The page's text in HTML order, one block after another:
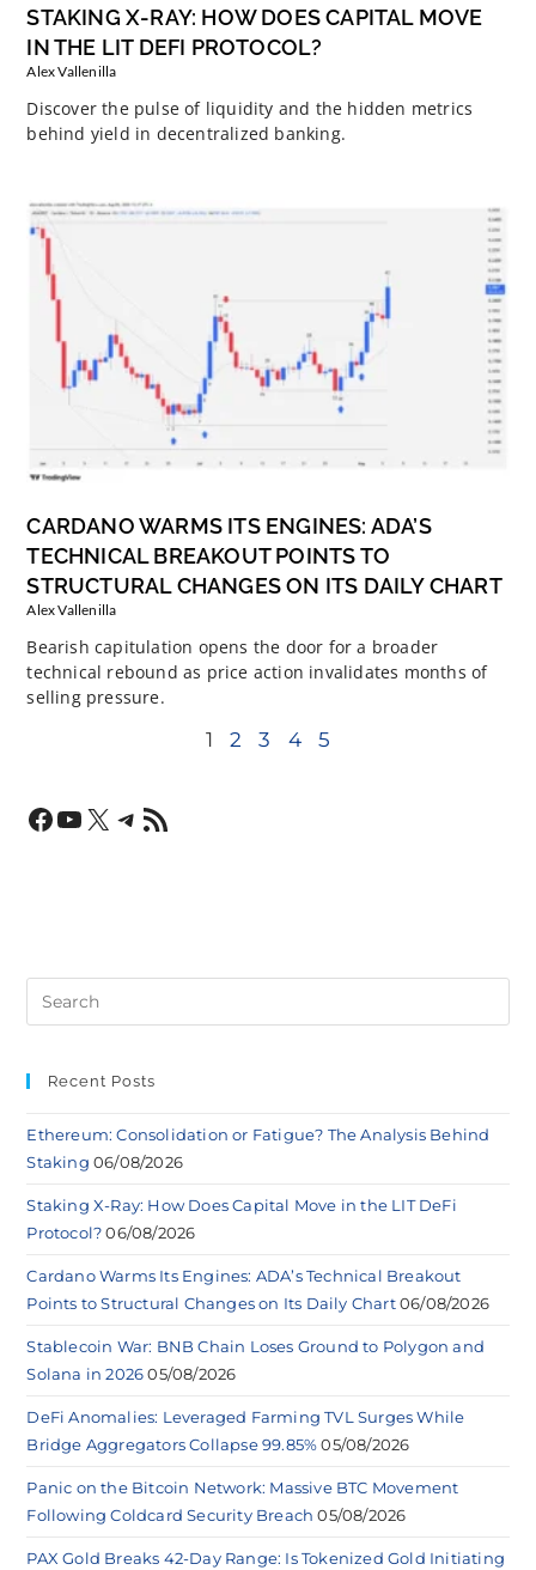
STAKING X-RAY: HOW DOES CAPITAL MOVE
IN THE LIT DEFI PROTOCOL?
Alex Vallenilla
Discover the pulse of liquidity and the hidden metrics
behind yield in decentralized banking.
CARDANO WARMS ITS ENGINES: ADA’S
TECHNICAL BREAKOUT POINTS TO
STRUCTURAL CHANGES ON ITS DAILY CHART
Alex Vallenilla
Bearish capitulation opens the door for a broader
technical rebound as price action invalidates months of
selling pressure.
1 2 3 4 5
Recent Posts
Ethereum: Consolidation or Fatigue? The Analysis Behind
Staking 06/08/2026
Staking X-Ray: How Does Capital Move in the LIT DeFi
Protocol? 06/08/2026
Cardano Warms Its Engines: ADA’s Technical Breakout
Points to Structural Changes on Its Daily Chart 06/08/2026
Stablecoin War: BNB Chain Loses Ground to Polygon and
Solana in 2026 05/08/2026
DeFi Anomalies: Leveraged Farming TVL Surges While
Bridge Aggregators Collapse 99.85% 05/08/2026
Panic on the Bitcoin Network: Massive BTC Movement
Following Coldcard Security Breach 05/08/2026
PAX Gold Breaks 42-Day Range: Is Tokenized Gold Initiating